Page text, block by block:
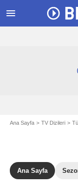
menu
Ana Sayfa TV Dizileri
Ana Sayfa